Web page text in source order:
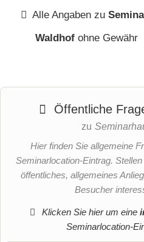
Alle Angaben zu
Waldhof ohne Gewähr
Öffentliche
zu
Hier finden Sie allgemeine
Seminarlocation-Eintrag.
öffentliches, allgemeines
Besucher
Klicken Sie hier um eine
Seminarlocation-